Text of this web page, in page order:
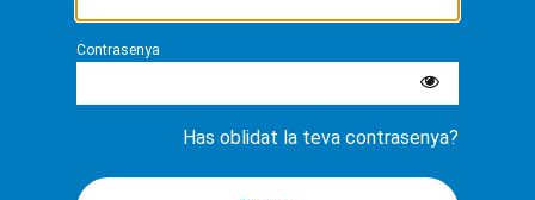
Contrasenya
Has oblidat la teva contrasenya?